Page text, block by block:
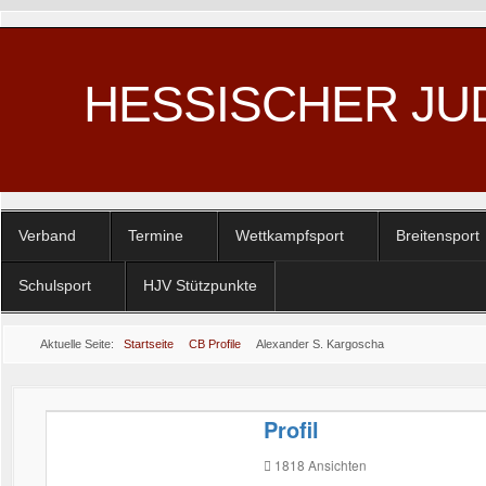
HESSISCHER
Verband Termine Wettkampfsport Breitensport
Schulsport HJV Stützpunkte
Aktuelle Seite: Startseite CB Profile Alexander S. Kargoscha
Profil
Ansichten
1818